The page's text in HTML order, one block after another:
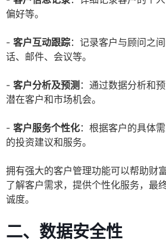
偏好等。
- 客户互动跟踪：记录客户与顾问之
话、邮件、会议等。
- 客户分析及预测 ：通过数据分析和
潜在客户和市场机会。
- 客户服务个性化：根据客户的具体
的投资建议和服务。
拥有强大的客户管理功能可以帮助财
了解客户需求，提供个性化服务，最
诚度。
二、数据安全性